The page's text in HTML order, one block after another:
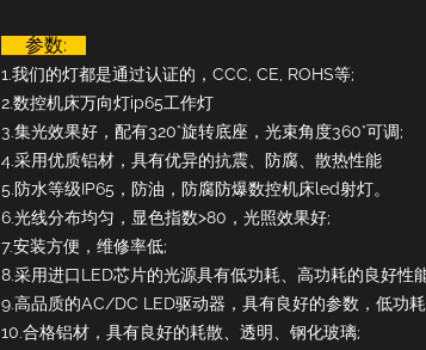
参数:
1.我们的灯都是通过认证的，CCC, CE, ROHS等;
2.数控机床万向灯ip65工作灯
3.集光效果好，配有320°旋转底座，光束角度360°可调;
4.采用优质铝材，具有优异的抗震、防腐、散热性能
5.防水等级IP65，防油，防腐防爆数控机床led射灯。
6.光线分布均匀，显色指数>80，光照效果好;
7.安装方便，维修率低;
8.采用进口LED芯片的光源具有低功耗、高功耗的良好性
9.高品质的AC/DC LED驱动器，具有良好的参数，低功
10.合格铝材，具有良好的耗散、透明、钢化玻璃;